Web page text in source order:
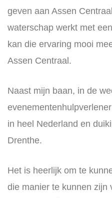
geven aan Assen
waterschap werkt met
kan die ervaring mooi
Assen Centraal.
Naast mijn baan, in de
in heel Nederland en
Drenthe.
Het is heerlijk om te
die manier te kunnen zijn